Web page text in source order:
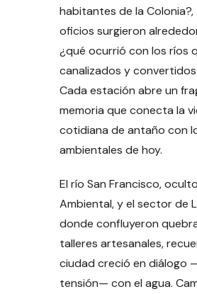
habitantes de la Colonia?,
oficios surgieron
¿qué ocurrió con los ríos
canalizados y convertidos
Cada estación abre un
memoria que conecta la
cotidiana de antaño con
ambientales de hoy.
El río San Francisco,
Ambiental, y el sector de
donde confluyeron
talleres artesanales,
ciudad creció en diálogo
tensión— con el agua.